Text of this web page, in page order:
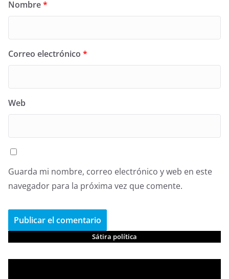
Nombre*
Correo electrónico *
Web
Guarda mi nombre, correo electrónico y web en este
navegador para la próxima vez que comente.
Sátira política